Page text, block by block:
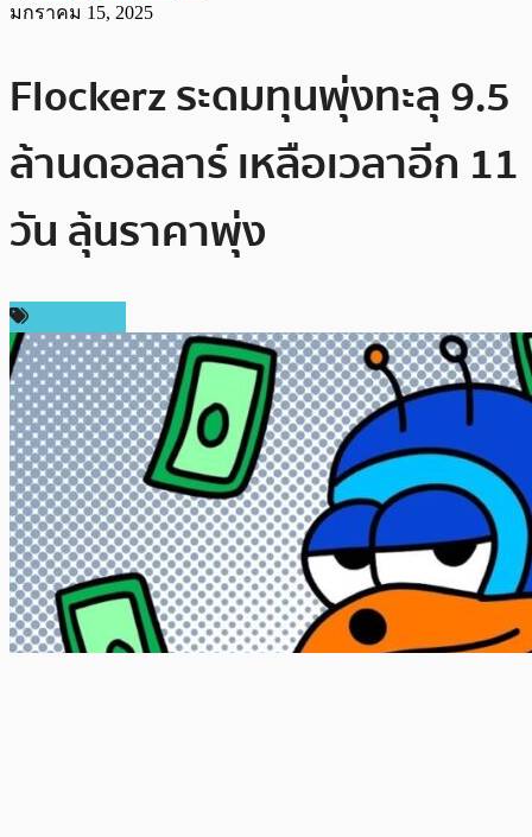
มกราคม 15, 2025
Flockerz ระดมทุนพุ่งทะลุ 9.5
ล้านดอลลาร์ เหลือเวลาอีก 11
วัน ลุ้นราคาพุ่ง